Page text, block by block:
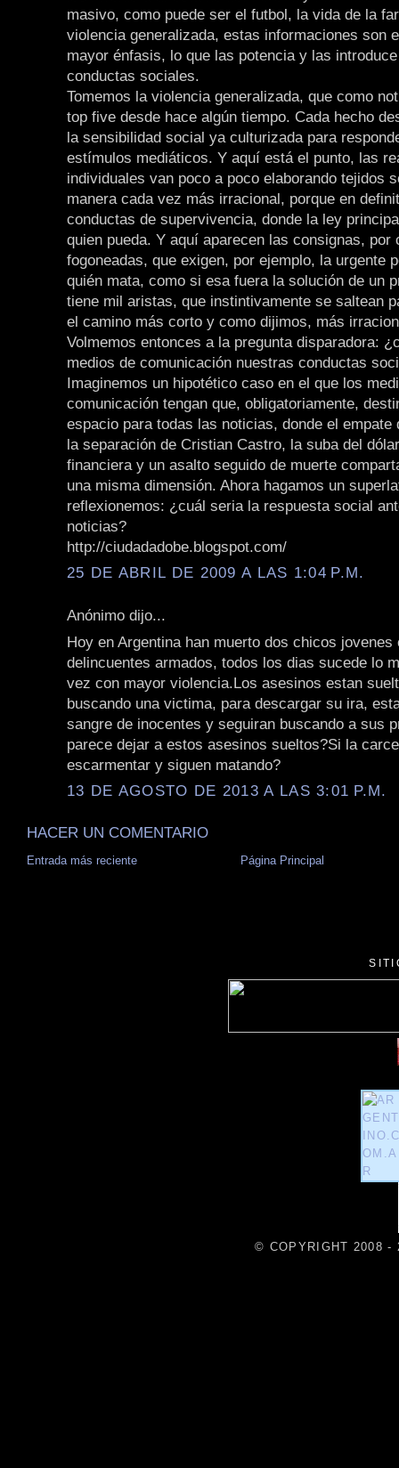
masivo, como puede ser el futbol, la vida de la
violencia generalizada, estas informaciones son
mayor énfasis, lo que las potencia y las
conductas sociales.
Tomemos la violencia generalizada, que como
top five desde hace algún tiempo. Cada hecho
la sensibilidad social ya culturizada para
estímulos mediáticos. Y aquí está el punto, las
individuales van poco a poco elaborando tejidos
manera cada vez más irracional, porque en
conductas de supervivencia, donde la ley
quien pueda. Y aquí aparecen las consignas, por
fogoneadas, que exigen, por ejemplo, la urgente
quién mata, como si esa fuera la solución de un
tiene mil aristas, que instintivamente se saltean
el camino más corto y como dijimos, más
Volmemos entonces a la pregunta disparadora:
medios de comunicación nuestras conductas
Imaginemos un hipotético caso en el que los
comunicación tengan que, obligatoriamente,
espacio para todas las noticias, donde el empate
la separación de Cristian Castro, la suba del
financiera y un asalto seguido de muerte
una misma dimensión. Ahora hagamos un
reflexionemos: ¿cuál seria la respuesta social
noticias?
http://ciudadadobe.blogspot.com/
25 DE ABRIL DE 2009 A LAS 1:04 P.M.
Anónimo dijo...
Hoy en Argentina han muerto dos chicos jovenes
delincuentes armados, todos los dias sucede lo
vez con mayor violencia.Los asesinos estan
buscando una victima, para descargar su ira,
sangre de inocentes y seguiran buscando a sus
parece dejar a estos asesinos sueltos?Si la
escarmentar y siguen matando?
13 DE AGOSTO DE 2013 A LAS 3:01 P.M.
HACER UN COMENTARIO
Entrada más reciente Página Principal
© COPYRIGHT 2008